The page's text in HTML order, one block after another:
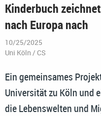
Kinderbuch
nach Europa nach
10/25/2025
Uni Köln / CS
Ein gemeinsames
Universität zu Köln und
die Lebenswelten und